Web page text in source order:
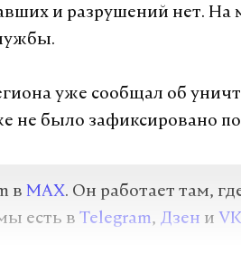
и разрушений нет. На
уже сообщал об
не было зафиксировано
в MAX. Он работает там,
есть в Telegram, Дзен и VK